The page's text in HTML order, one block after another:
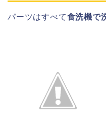
パーツはすべて食洗機で